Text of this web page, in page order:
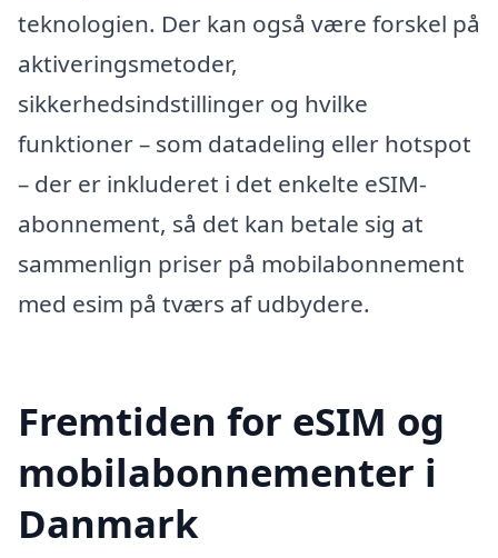
teknologien. Der kan også være forskel på
aktiveringsmetoder,
sikkerhedsindstillinger og hvilke
funktioner – som datadeling eller hotspot
– der er inkluderet i det enkelte eSIM-
abonnement, så det kan betale sig at
sammenlign priser på mobilabonnement
med esim på tværs af udbydere.
Fremtiden for eSIM og
mobilabonnementer i
Danmark